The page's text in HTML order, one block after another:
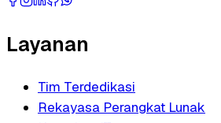
Layanan
Tim Terdedikasi
Rekayasa Perangkat Lunak